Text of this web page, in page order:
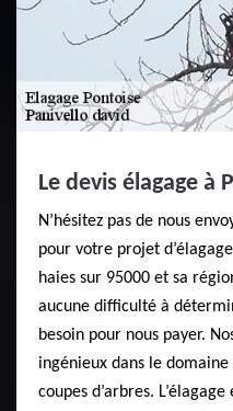
Le devis élagage à
N’hésitez pas de nous
pour votre projet
haies sur 95000 et sa
aucune difficulté à
besoin pour nous payer.
ingénieux dans le
coupes d’arbres.